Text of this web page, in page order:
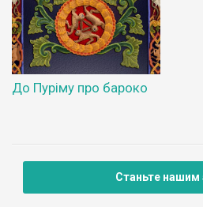
До Пуріму про бароко
Станьте нашим